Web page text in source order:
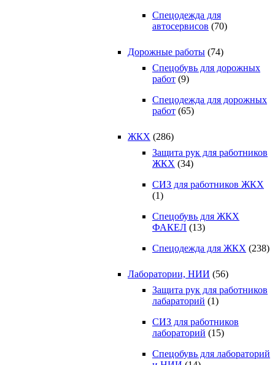
Спецодежда для
автосервисов (70)
Дорожные работы (74)
Спецобувь для дорожных
работ (9)
Спецодежда для дорожных
работ (65)
ЖКХ (286)
Защита рук для работников
ЖКХ (34)
СИЗ для работников ЖКХ
(1)
Спецобувь для ЖКХ
ФАКЕЛ (13)
Спецодежда для ЖКХ (238)
Лаборатории, НИИ (56)
Защита рук для работников
лабараторий (1)
СИЗ для работников
лабораторий (15)
Спецобувь для лабораторий